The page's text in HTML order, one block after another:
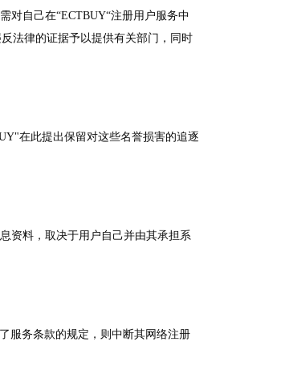
自己在“ECTBUY“注册用户服务中
法律的证据予以提供有关部门，同时
在此提出保留对这些名誉损害的追逐
资料，取决于用户自己并由其承担系
服务条款的规定，则中断其网络注册